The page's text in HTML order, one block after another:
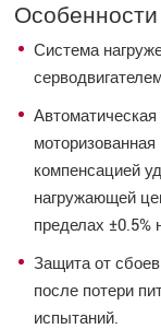
Особенности
Система
компенсацией
нагружающей
пределах ±0.5%
Защита от
после потери
испытаний.